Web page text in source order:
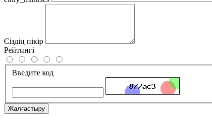
Сіздің пікір
Рейтингі
Введите код
Жалғастыру